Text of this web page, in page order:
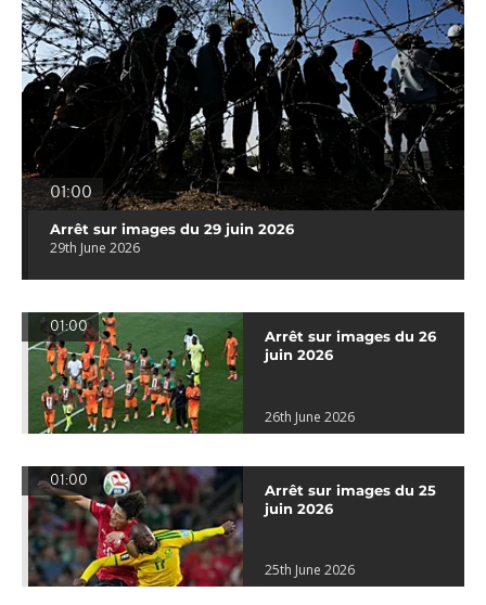
01:00
Arrêt sur images du 29 juin 2026
29th June 2026
01:00
Arrêt sur images du 26
juin 2026
26th June 2026
01:00
Arrêt sur images du 25
juin 2026
25th June 2026